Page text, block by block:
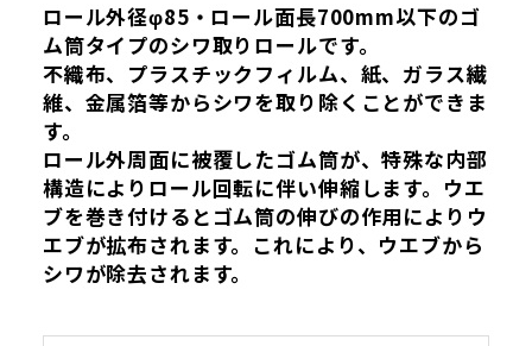
ロール外径φ85・ロール面長700mm以下のゴ
ム筒タイプのシワ取りロールです。
不織布、プラスチックフィルム、紙、ガラス繊
維、金属箔等からシワを取り除くことができま
す。
ロール外周面に被覆したゴム筒が、特殊な内部
構造によりロール回転に伴い伸縮します。ウエ
ブを巻き付けるとゴム筒の伸びの作用によりウ
エブが拡布されます。これにより、ウエブから
シワが除去されます。